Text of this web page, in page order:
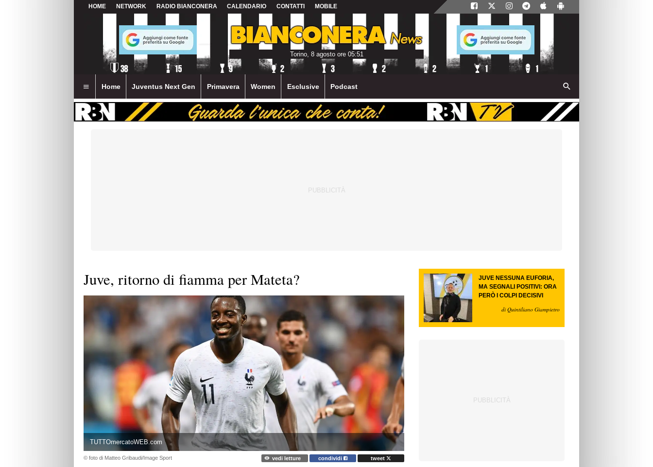
HOME NETWORK RADIO BIANCONERA CALENDARIO CONTATTI MOBILE
Torino, 8 agosto ore 05:51
Home Juventus Next Gen Primavera Women Esclusive Podcast
Juve, ritorno di fiamma per Mateta?
TUTTOmercatoWEB.com
© foto di Matteo Gribaudi/Image Sport vedi letture condividi tweet
JUVE NESSUNA EUFORIA,
MA SEGNALI POSITIVI: ORA
PERÒ I COLPI DECISIVI
di Quintiliano Giampietro